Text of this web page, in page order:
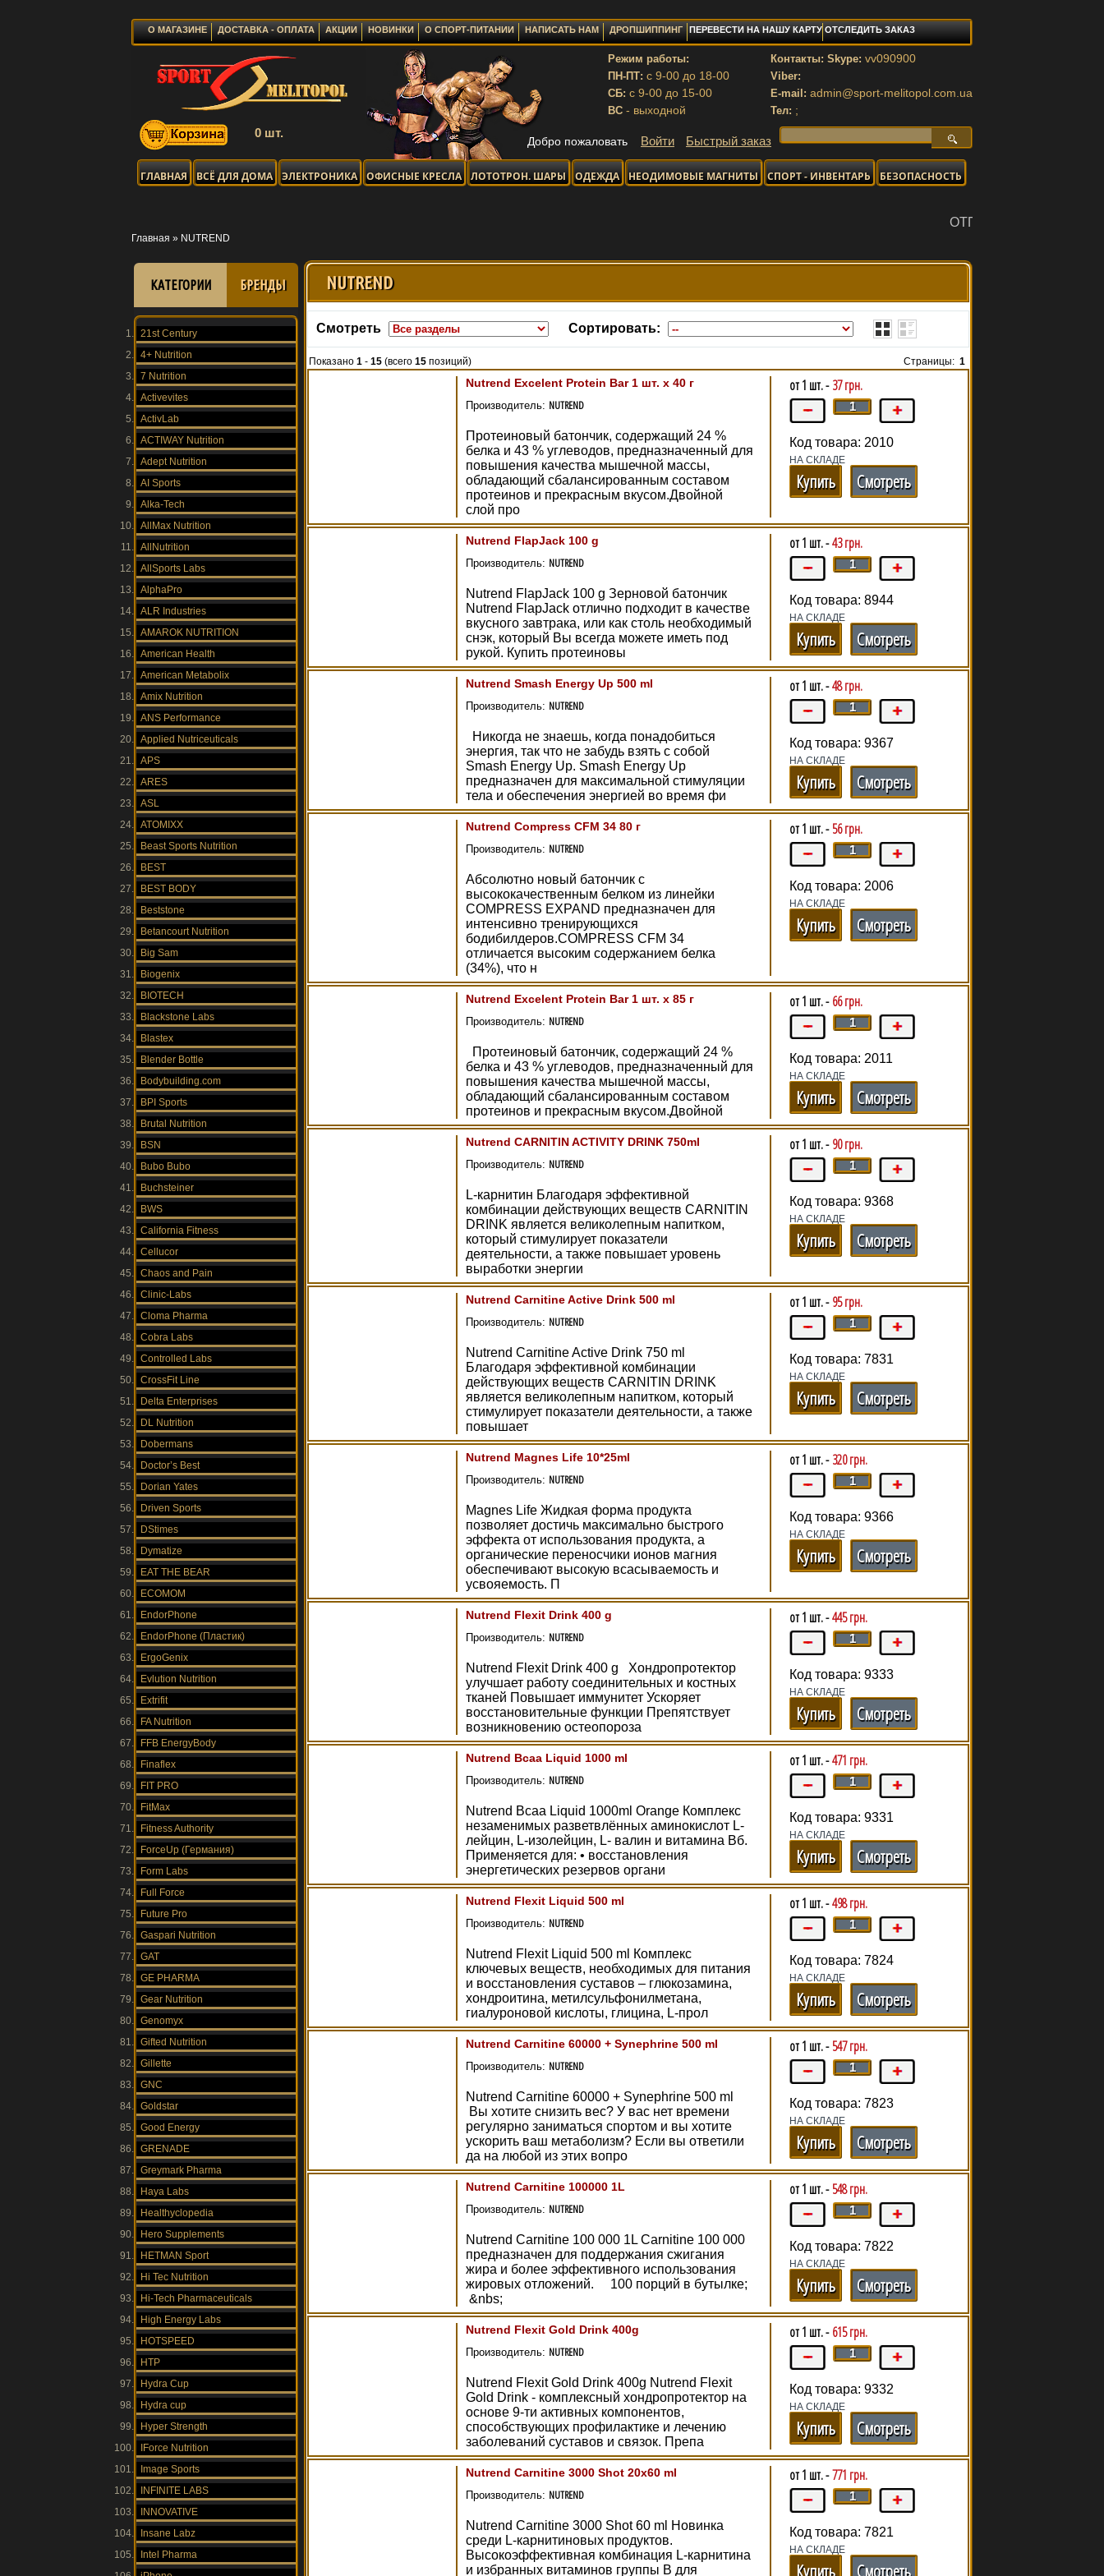
О МАГАЗИНЕ ДОСТАВКА - ОПЛАТА АКЦИИ НОВИНКИ О СПОРТ-ПИТАНИИ НАПИСАТЬ НАМ ДРОПШИППИНГ ПЕРЕВЕСТИ НА НАШУ КАРТУ ОТСЛЕДИТЬ ЗАКАЗ
Контакты: Skype: vv090900
Viber:
E-mail: admin@sport-melitopol.com.ua
Тел: ;
Режим работы:
ПН-ПТ: с 9-00 до 18-00
СБ: с 9-00 до 15-00
ВС - выходной
0 шт.
Добро пожаловать Войти Быстрый заказ
ГЛАВНАЯ ВСЁ ДЛЯ ДОМА ЭЛЕКТРОНИКА ОФИСНЫЕ КРЕСЛА ЛОТОТРОН. ШАРЫ ОДЕЖДА НЕОДИМОВЫЕ МАГНИТЫ СПОРТ - ИНВЕНТАРЬ БЕЗОПАСНОСТЬ
ОТПРАВКА ЗАКАЗОВ ЕЖЕДНЕВНО.
Главная » NUTREND
КАТЕГОРИИ БРЕНДЫ
21st Century
4+ Nutrition
7 Nutrition
Activevites
ActivLab
ACTIWAY Nutrition
Adept Nutrition
AI Sports
Alka-Tech
AllMax Nutrition
AllNutrition
AllSports Labs
AlphaPro
ALR Industries
AMAROK NUTRITION
American Health
American Metabolix
Amix Nutrition
ANS Performance
Applied Nutriceuticals
APS
ARES
ASL
ATOMIXX
Beast Sports Nutrition
BEST
BEST BODY
Beststone
Betancourt Nutrition
Big Sam
Biogenix
BIOTECH
Blackstone Labs
Blastex
Blender Bottle
Bodybuilding.com
BPI Sports
Brutal Nutrition
BSN
Bubo Bubo
Buchsteiner
BWS
California Fitness
Cellucor
Chaos and Pain
Clinic-Labs
Cloma Pharma
Cobra Labs
Controlled Labs
CrossFit Line
Delta Enterprises
DL Nutrition
Dobermans
Doctor’s Best
Dorian Yates
Driven Sports
DStimes
Dymatize
EAT THE BEAR
ECOMOM
EndorPhone
EndorPhone (Пластик)
ErgoGenix
Evlution Nutrition
Extrifit
FA Nutrition
FFB EnergyBody
Finaflex
FIT PRO
FitMax
Fitness Authority
ForceUp (Германия)
Form Labs
Full Force
Future Pro
Gaspari Nutrition
GAT
GE PHARMA
Gear Nutrition
Genomyx
Gifted Nutrition
Gillette
GNC
Goldstar
Good Energy
GRENADE
Greymark Pharma
Haya Labs
Healthyclopedia
Hero Supplements
HETMAN Sport
Hi Tec Nutrition
Hi-Tech Pharmaceuticals
High Energy Labs
HOTSPEED
HTP
Hydra Cup
Hydra cup
Hyper Strength
IForce Nutrition
Image Sports
INFINITE LABS
INNOVATIVE
Insane Labz
Intel Pharma
NUTREND
Смотреть Сортировать:
Показано 1 - 15 (всего 15 позиций) Страницы: 1
Nutrend Excelent Protein Bar 1 шт. х 40 г
Производитель: NUTREND
Протеиновый батончик, содержащий 24 %
белка и 43 % углеводов, предназначенный для
повышения качества мышечной массы,
обладающий сбалансированным составом
протеинов и прекрасным вкусом.Двойной
слой про
от 1 шт. - 37 грн.
Код товара: 2010
НА СКЛАДЕ
Купить Смотреть
Nutrend FlapJack 100 g
Производитель: NUTREND
Nutrend FlapJack 100 g Зерновой батончик
Nutrend FlapJack отлично подходит в качестве
вкусного завтрака, или как столь необходимый
снэк, который Вы всегда можете иметь под
рукой. Купить протеиновы
от 1 шт. -43 грн.
Код товара: 8944
НА СКЛАДЕ
Купить Смотреть
Nutrend Smash Energy Up 500 ml
Производитель: NUTREND
Никогда не знаешь, когда понадобиться
энергия, так что не забудь взять с собой
Smash Energy Up. Smash Energy Up
предназначен для максимальной стимуляции
тела и обеспечения энергией во время фи
от 1 шт. -48 грн.
Код товара: 9367
НА СКЛАДЕ
Купить Смотреть
Nutrend Compress CFM 34 80 г
Производитель: NUTREND
Абсолютно новый батончик с
высококачественным белком из линейки
COMPRESS EXPAND предназначен для
интенсивно тренирующихся
бодибилдеров.COMPRESS CFM 34
отличается высоким содержанием белка
(34%), что н
от 1 шт. - 56 грн.
Код товара: 2006
НА СКЛАДЕ
Купить Смотреть
Nutrend Excelent Protein Bar 1 шт. х 85 г
Производитель: NUTREND
Протеиновый батончик, содержащий 24 %
белка и 43 % углеводов, предназначенный для
повышения качества мышечной массы,
обладающий сбалансированным составом
протеинов и прекрасным вкусом.Двойной
от 1 шт. - 66 грн.
Код товара: 2011
НА СКЛАДЕ
Купить Смотреть
Nutrend CARNITIN ACTIVITY DRINK 750ml
Производитель: NUTREND
L-карнитин Благодаря эффективной
комбинации действующих веществ CARNITIN
DRINK является великолепным напитком,
который стимулирует показатели
деятельности, а также повышает уровень
выработки энергии
от 1 шт. - 90 грн.
Код товара: 9368
НА СКЛАДЕ
Купить Смотреть
Nutrend Carnitine Active Drink 500 ml
Производитель: NUTREND
Nutrend Carnitine Active Drink 750 ml
Благодаря эффективной комбинации
действующих веществ CARNITIN DRINK
является великолепным напитком, который
стимулирует показатели деятельности, а также
повышает
от 1 шт. - 95 грн.
Код товара: 7831
НА СКЛАДЕ
Купить Смотреть
Nutrend Magnes Life 10*25ml
Производитель: NUTREND
Magnes Life Жидкая форма продукта
позволяет достичь максимально быстрого
эффекта от использования продукта, а
органические переносчики ионов магния
обеспечивают высокую всасываемость и
усвояемость. П
от 1 шт. - 320 грн.
Код товара: 9366
НА СКЛАДЕ
Купить Смотреть
Nutrend Flexit Drink 400 g
Производитель: NUTREND
Nutrend Flexit Drink 400 g Хондропротектор
улучшает работу соединительных и костных
тканей Повышает иммунитет Ускоряет
восстановительные функции Препятствует
возникновению остеопороза
от 1 шт. -445 грн.
Код товара: 9333
НА СКЛАДЕ
Купить Смотреть
Nutrend Bcaa Liquid 1000 ml
Производитель: NUTREND
Nutrend Bcaa Liquid 1000ml Orange Комплекс
незаменимых разветвлённых аминокислот L-
лейцин, L-изолейцин, L- валин и витамина Вб.
Применяется для: • восстановления
энергетических резервов органи
от 1 шт. -471 грн.
Код товара: 9331
НА СКЛАДЕ
Купить Смотреть
Nutrend Flexit Liquid 500 ml
Производитель: NUTREND
Nutrend Flexit Liquid 500 ml Комплекс
ключевых веществ, необходимых для питания
и восстановления суставов – глюкозамина,
хондроитина, метилсульфонилметана,
гиалуроновой кислоты, глицина, L-прол
от 1 шт. -498 грн.
Код товара: 7824
НА СКЛАДЕ
Купить Смотреть
Nutrend Carnitine 60000 + Synephrine 500 ml
Производитель: NUTREND
Nutrend Carnitine 60000 + Synephrine 500 ml
Вы хотите снизить вес? У вас нет времени
регулярно заниматься спортом и вы хотите
ускорить ваш метаболизм? Если вы ответили
да на любой из этих вопро
от 1 шт. - 547 грн.
Код товара: 7823
НА СКЛАДЕ
Купить Смотреть
Nutrend Carnitine 100000 1L
Производитель: NUTREND
Nutrend Carnitine 100 000 1L Carnitine 100 000
предназначен для поддержания сжигания
жира и более эффективного использования
жировых отложений. 100 порций в бутылке;
&nbs;
от 1 шт. - 548 грн.
Код товара: 7822
НА СКЛАДЕ
Купить Смотреть
Nutrend Flexit Gold Drink 400g
Производитель: NUTREND
Nutrend Flexit Gold Drink 400g Nutrend Flexit
Gold Drink - комплексный хондропротектор на
основе 9-ти активных компонентов,
способствующих профилактике и лечению
заболеваний суставов и связок. Препа
от 1 шт. - 615 грн.
Код товара: 9332
НА СКЛАДЕ
Купить Смотреть
Nutrend Carnitine 3000 Shot 20х60 ml
Производитель: NUTREND
Nutrend Carnitine 3000 Shot 60 ml Новинка
среди L-карнитиновых продуктов.
Высокоэффективная комбинация L-карнитина
и избранных витаминов группы В для
от 1 шт. -771 грн.
Код товара: 7821
НА СКЛАДЕ
Купить Смотреть